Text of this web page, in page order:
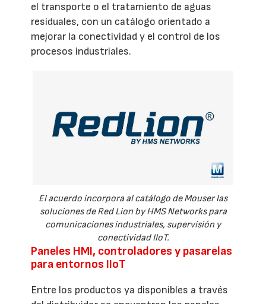
el transporte o el tratamiento de aguas
residuales, con un catálogo orientado a
mejorar la conectividad y el control de los
procesos industriales.
El acuerdo incorpora al catálogo de Mouser las
soluciones de Red Lion by HMS Networks para
comunicaciones industriales, supervisión y
conectividad IIoT.
Paneles HMI, controladores y pasarelas
para entornos IIoT
Entre los productos ya disponibles a través